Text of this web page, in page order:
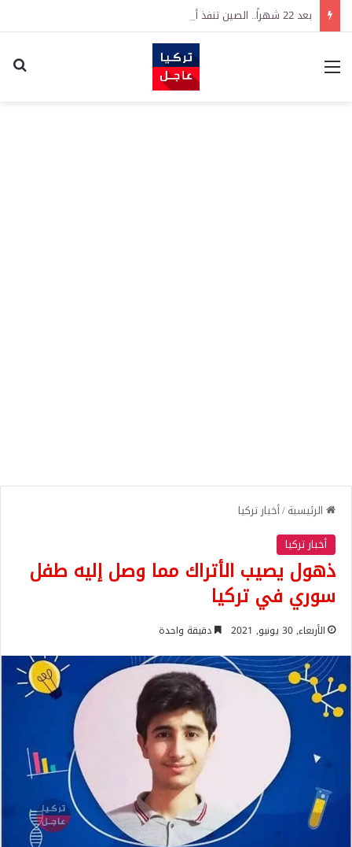
القائمة
الرئيسية/أخبار تركيا
أخبار تركيا
ذهول يصيب الأتراك مما وصل إليه طفل
سوري في تركيا
الأربعاء, 30 يونيو, 2021 دقيقة واحدة